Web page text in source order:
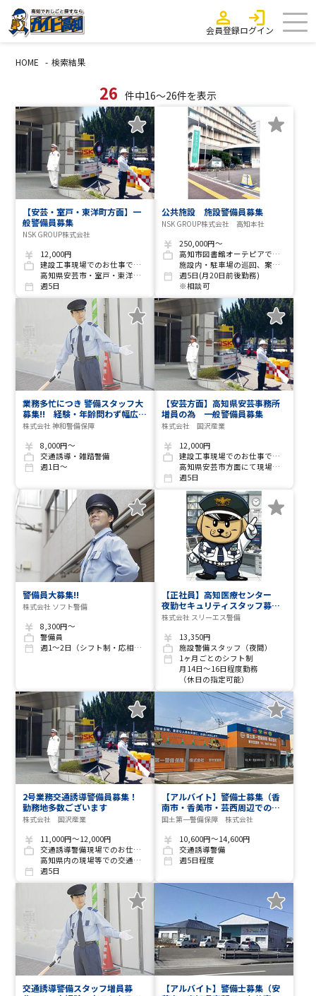
会員登録ログイン
HOME 検索結果
26 件中16～26件を表示
【安芸・室戸・東洋町方面】一
般警備員募集
NSK GROUP株式会社
12,000円
建設工事現場でのお仕事です(現場多数)
高知県安芸市・室戸・東洋町にて現場等の交通誘導警備業務
週5日
公共施設 施設警備員募集
NSK GROUP株式会社 高知本社
250,000円～
高知市図書館オーテピアでの施設警備
施設内・駐車場の巡回、案内など
週5日(月20日前後勤務)
※相談可
業務多忙につき 警備スタッフ大
募集!! 経験・年齢問わず幅広い
方が活躍しています
株式会社 神和警備保障
8,000円～
交通誘導・雑踏警備
週1日～
【安芸方面】高知県安芸事務所
増員の為 一般警備員募集
株式会社 国沢産業
12,000円
建設工事現場でのお仕事です(現場多数)
高知県安芸市方面にて現場等の交通誘導警備業務
週5日
警備員大募集!!
株式会社 ソフト警備
8,300円～
警備員
週1～2日（シフト制・応相談）
【正社員】高知医療センター
夜勤セキュリティスタッフ募
集！
株式会社 スリーエス警備
13,350円
施設警備スタッフ（夜間）
1ヶ月ごとのシフト制
月14日～16日程度勤務
（休日の指定可能）
2号業務交通誘導警備員募集！
勤務地多数ございます
株式会社 国沢産業
11,000円～12,000円
交通誘導警備現場でのお仕事です(現場多数)
高知県内の現場等での交通誘導警備業務
週5日
【アルバイト】警備士募集（香
南市・香美市・芸西周辺でのお
仕事です）
国土第一警備保障 株式会社
10,600円～14,600円
交通誘導警備
週5日程度
交通誘導警備スタッフ増員募
【アルバイト】警備士募集（安